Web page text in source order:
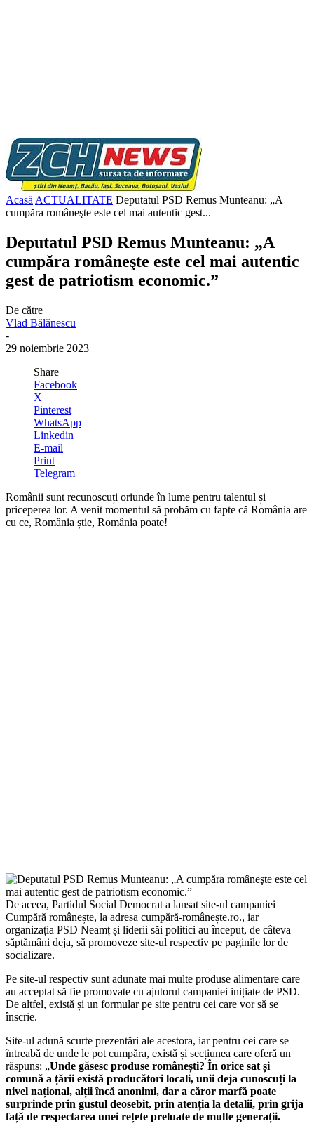
Acasă ACTUALITATE Deputatul PSD Remus Munteanu: „A
cumpăra româneşte este cel mai autentic gest...
Deputatul PSD Remus Munteanu: „A
cumpăra româneşte este cel mai autentic
gest de patriotism economic.”
De către
Vlad Bălănescu
-
29 noiembrie 2023
Share
Facebook
X
Pinterest
WhatsApp
Linkedin
E-mail
Print
Telegram
Românii sunt recunoscuți oriunde în lume pentru talentul și
priceperea lor. A venit momentul să probăm cu fapte că România are
cu ce, România știe, România poate!
De aceea, Partidul Social Democrat a lansat site-ul campaniei
Cumpără românește, la adresa cumpără-românește.ro., iar
organizația PSD Neamț și liderii săi politici au început, de câteva
săptămâni deja, să promoveze site-ul respectiv pe paginile lor de
socializare.
Pe site-ul respectiv sunt adunate mai multe produse alimentare care
au acceptat să fie promovate cu ajutorul campaniei inițiate de PSD.
De altfel, există și un formular pe site pentru cei care vor să se
înscrie.
Site-ul adună scurte prezentări ale acestora, iar pentru cei care se
întreabă de unde le pot cumpăra, există și secțiunea care oferă un
răspuns: „Unde găsesc produse românești? În orice sat și
comună a țării există producători locali, unii deja cunoscuți la
nivel național, alții încă anonimi, dar a căror marfă poate
surprinde prin gustul deosebit, prin atenția la detalii, prin grija
față de respectarea unei rețete preluate de multe generații.